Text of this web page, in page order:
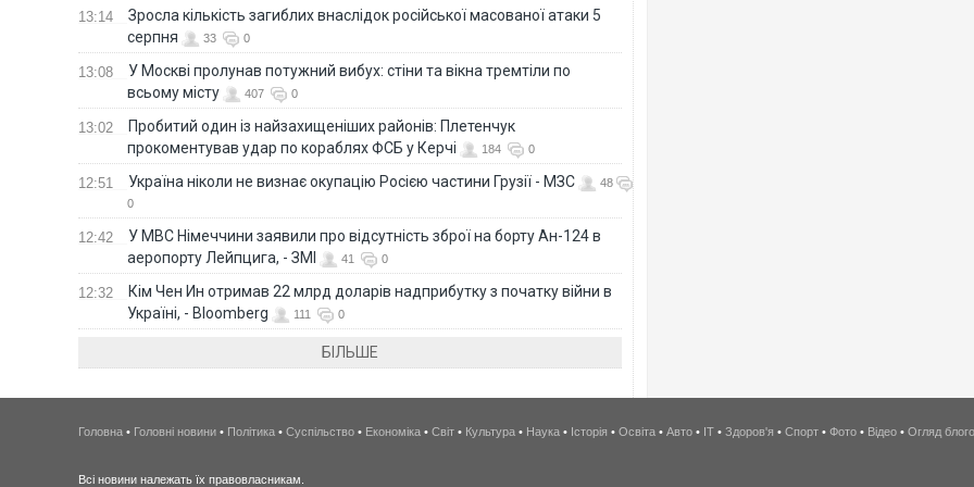
13:14
Зросла кількість загиблих внаслідок російської масованої атаки 5
серпня
33 0
13:08
У Москві пролунав потужний вибух: стіни та вікна тремтіли по
всьому місту
407 0
13:02
Пробитий один із найзахищеніших районів: Плетенчук
прокоментував удар по кораблях ФСБ у Керчі
184 0
12:51 Україна ніколи не визнає окупацію Росією частини Грузії - МЗС
48
0
12:42
У МВС Німеччини заявили про відсутність зброї на борту Ан-124 в
аеропорту Лейпцига, - ЗМІ
41 0
12:32
Кім Чен Ин отримав 22 млрд доларів надприбутку з початку війни в
Україні, - Bloomberg
111 0
БІЛЬШЕ
Головна • Головні новини • Політика • Суспільство • Економіка • Світ • Культура • Наука • Історія • Освіта • Авто • IT • Здоров'я • Спорт • Фото • Відео • Огляд
Всі новини належать їх правовласникам.